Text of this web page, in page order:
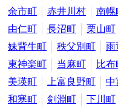
余市町
赤井川村 南幌
由仁町
長沼町 栗山町
妹背牛町
秩父別町 雨
東神楽町
当麻町 比布
美瑛町
上富良野町 中
和寒町
剣淵町 下川町